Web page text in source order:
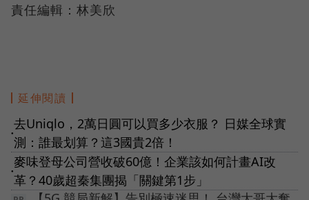
責任編輯：林美欣
延伸閱讀
●
去Uniqlo，2萬日圓可以買多少衣服？ 日媒全球實
測：誰最划算？這3國貴2倍！
●
麥味登母公司營收破60億！企業該如何計畫AI改
革？40歲超秦集團揭「關鍵第1步」